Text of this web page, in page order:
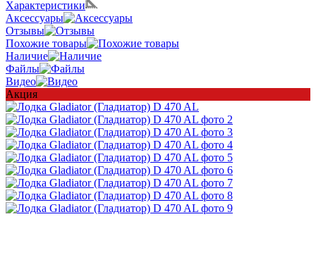
Характеристики
Аксессуары
Отзывы
Похожие товары
Наличие
Файлы
Видео
Акция